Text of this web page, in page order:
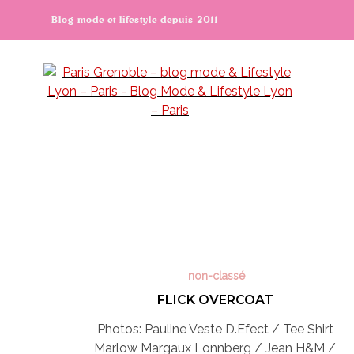
Blog mode et lifestyle depuis 2011
non-classé
FLICK OVERCOAT
Photos: Pauline Veste D.Efect / Tee Shirt
Marlow Margaux Lonnberg / Jean H&M /